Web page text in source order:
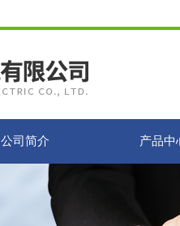
公司简介 产品中